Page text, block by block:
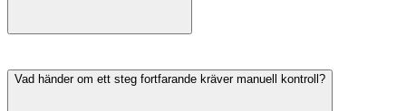
Vad händer om ett steg fortfarande kräver manuell kontroll?